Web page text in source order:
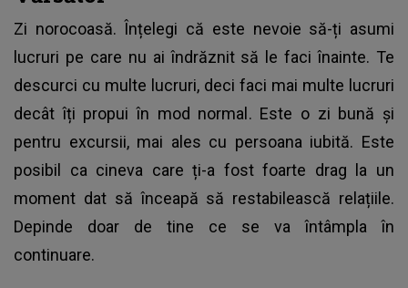
Zi norocoasă. Înțelegi că este nevoie să-ți asumi
lucruri pe care nu ai îndrăznit să le faci înainte. Te
descurci cu multe lucruri, deci faci mai multe lucruri
decât îți propui în mod normal. Este o zi bună și
pentru excursii, mai ales cu persoana iubită. Este
posibil ca cineva care ți-a fost foarte drag la un
moment dat să înceapă să restabilească relațiile.
Depinde doar de tine ce se va întâmpla în
continuare.